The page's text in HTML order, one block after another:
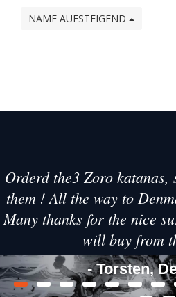
NAME AUFSTEIGEND
Orderd the3 Zoro
them ! All the way to
Many thanks for the nice
will buy from
- Torsten,